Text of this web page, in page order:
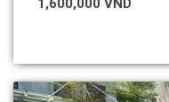
1,600,000 VND